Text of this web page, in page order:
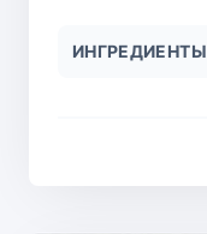
ИНГРЕДИЕНТЫ